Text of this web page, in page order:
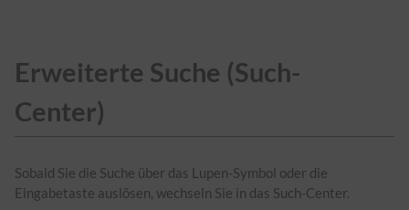
Erweiterte Suche (Such-
Center)
Sobald Sie die Suche über das Lupen-Symbol oder die
Eingabetaste auslösen, wechseln Sie in das Such-Center.